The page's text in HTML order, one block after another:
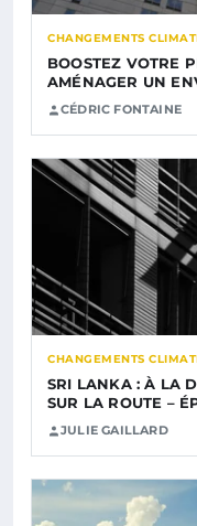
CHANGEMENTS
BOOSTEZ VOTRE
AMÉNAGER UN
CÉDRIC FONTAINE
CHANGEMENTS
SRI LANKA : À LA
SUR LA ROUTE –
JULIE GAILLARD